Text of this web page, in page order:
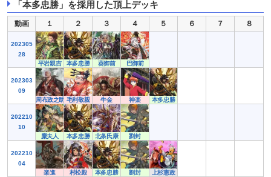
「本多忠勝 」を採用した頂上デッキ
動画 １ ２ ３ ４ ５ ６ ７ ８
202305
28
平岩親吉
本多忠勝 葵御前 巴御前
202303
09
周布政之助 毛利敬親 牛金 神楽 本多忠勝
202210
10
麋夫人
本多忠勝 北条氏康 劉封
202210
04
楽進
村松殿 本多忠勝 劉封 上杉憲政